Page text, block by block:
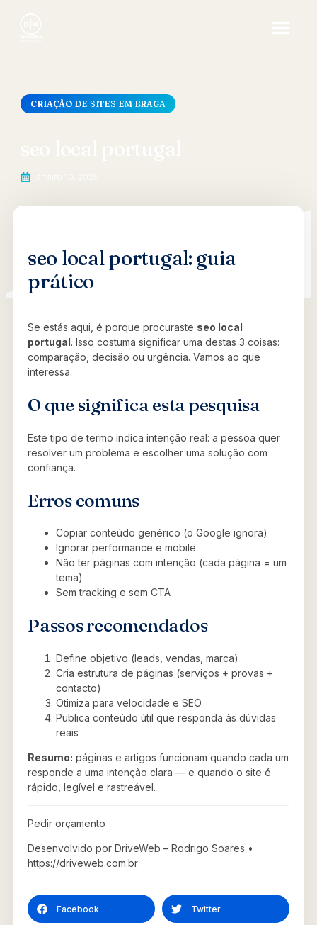
CRIAÇÃO DE SITES EM BRAGA
seo local portugal: guia
prático
Se estás aqui, é porque procuraste seo local
portugal . Isso costuma significar uma destas 3 coisas:
comparação, decisão ou urgência. Vamos ao que
interessa.
O que significa esta pesquisa
Este tipo de termo indica intenção real: a pessoa quer
resolver um problema e escolher uma solução com
confiança.
Erros comuns
Copiar conteúdo genérico (o Google ignora)
Ignorar performance e mobile
Não ter páginas com intenção (cada página = um
tema)
Sem tracking e sem CTA
Passos recomendados
Define objetivo (leads, vendas, marca)
Cria estrutura de páginas (serviços + provas +
contacto)
Otimiza para velocidade e SEO
Publica conteúdo útil que responda às dúvidas
reais
Resumo: páginas e artigos funcionam quando cada um
responde a uma intenção clara — e quando o site é
rápido, legível e rastreável.
Pedir orçamento
Desenvolvido por DriveWeb – Rodrigo Soares •
https://driveweb.com.br
Facebook Twitter